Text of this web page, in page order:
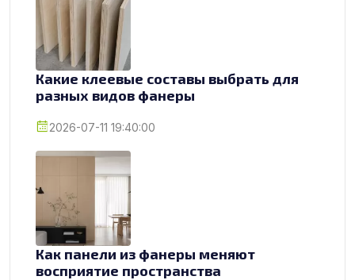
Какие клеевые составы выбрать для
разных видов фанеры
2026-07-11 19:40:00
Как панели из фанеры меняют
восприятие пространства